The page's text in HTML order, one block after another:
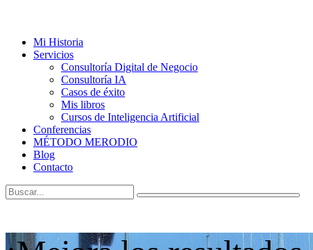
Mi Historia
Servicios
Consultoría Digital de Negocio
Consultoría IA
Casos de éxito
Mis libros
Cursos de Inteligencia Artificial
Conferencias
MÉTODO MERODIO
Blog
Contacto